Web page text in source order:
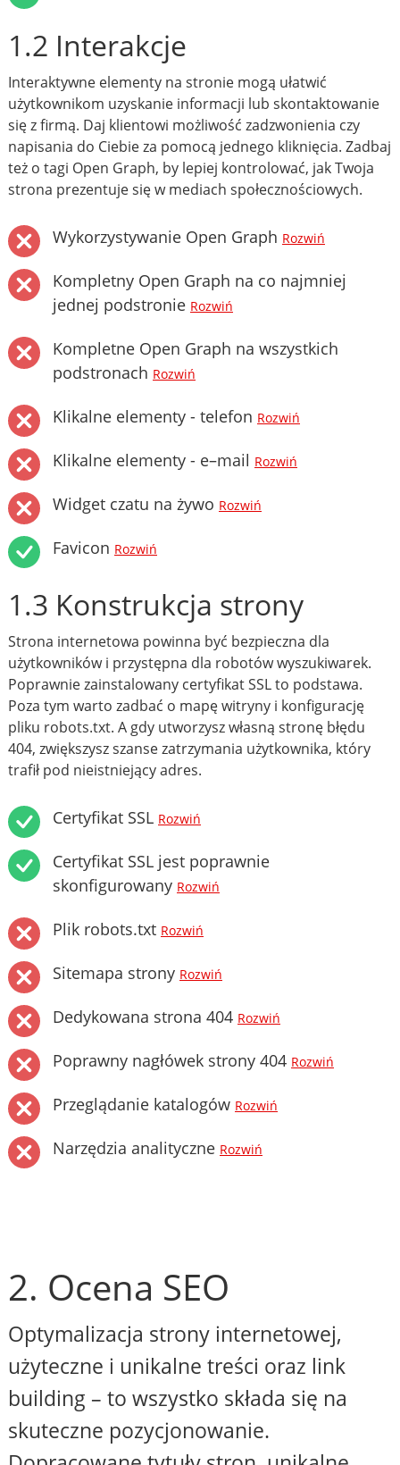
1.2 Interakcje
Interaktywne elementy na stronie mogą ułatwić
użytkownikom uzyskanie informacji lub skontaktowanie
się z firmą. Daj klientowi możliwość zadzwonienia czy
napisania do Ciebie za pomocą jednego kliknięcia. Zadbaj
też o tagi Open Graph, by lepiej kontrolować, jak Twoja
strona prezentuje się w mediach społecznościowych.
Wykorzystywanie Open Graph Rozwiń
Kompletny Open Graph na co najmniej
jednej podstronie Rozwiń
Kompletne Open Graph na wszystkich
podstronach Rozwiń
Klikalne elementy - telefon Rozwiń
Klikalne elementy - e–mail Rozwiń
Widget czatu na żywo Rozwiń
Favicon Rozwiń
1.3 Konstrukcja strony
Strona internetowa powinna być bezpieczna dla
użytkowników i przystępna dla robotów wyszukiwarek.
Poprawnie zainstalowany certyfikat SSL to podstawa.
Poza tym warto zadbać o mapę witryny i konfigurację
pliku robots.txt. A gdy utworzysz własną stronę błędu
404, zwiększysz szanse zatrzymania użytkownika, który
trafił pod nieistniejący adres.
Certyfikat SSL Rozwiń
Certyfikat SSL jest poprawnie
skonfigurowany Rozwiń
Plik robots.txt Rozwiń
Sitemapa strony Rozwiń
Dedykowana strona 404 Rozwiń
Poprawny nagłówek strony 404 Rozwiń
Przeglądanie katalogów Rozwiń
Narzędzia analityczne Rozwiń
2. Ocena SEO
Optymalizacja strony internetowej,
użyteczne i unikalne treści oraz link
building – to wszystko składa się na
skuteczne pozycjonowanie.